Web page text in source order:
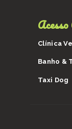
Clínica
Banho &
Taxi Dog